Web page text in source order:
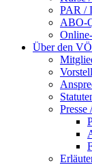
PAR /
ABO-
Über den
Presse